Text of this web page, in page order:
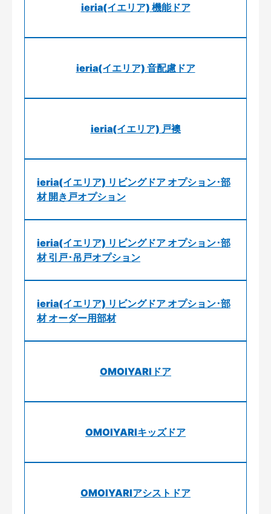
ieria(イエリア) 機能ドア
ieria(イエリア) 音配慮ドア
ieria(イエリア) 戸襖
ieria(イエリア) リビングドア オプション･部
材 開き戸オプション
ieria(イエリア) リビングドア オプション･部
材 引戸･吊戸オプション
ieria(イエリア) リビングドア オプション･部
材 オーダー用部材
OMOIYARIドア
OMOIYARIキッズドア
OMOIYARIアシストドア